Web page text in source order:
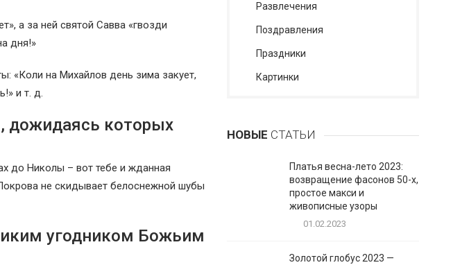
а за ней святой Савва «гвозди
дня!»
«Коли на Михайлов день зима закует,
и т. д.
дожидаясь которых
до Николы – вот тебе и жданная
не скидывает белоснежной шубы
угодником Божьим
Развлечения
Поздравления
Праздники
Картинки
НОВЫЕ СТАТЬИ
Платья весна-лето 2023:
возвращение фасонов 50-х,
простое макси и
живописные узоры
01.02.2023
Золотой глобус 2023 —